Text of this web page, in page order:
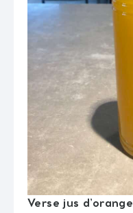
Verse jus d’orange